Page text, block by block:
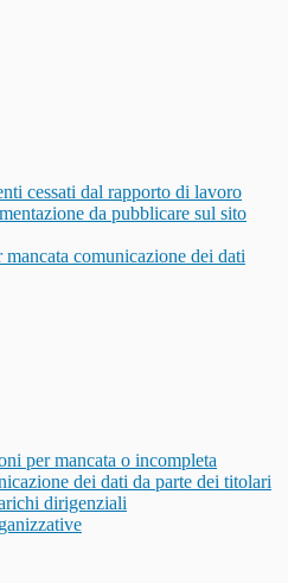
cessati dal rapporto di lavoro
da pubblicare sul sito
mancata comunicazione dei dati
per mancata o incompleta
dei dati da parte dei titolari
dirigenziali